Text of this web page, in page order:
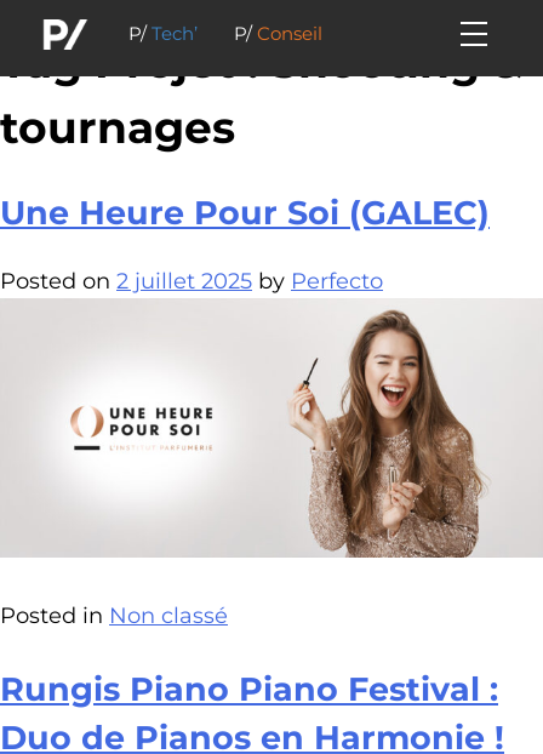
P/Tech’ P/Conseil
Tag Projet :Shooting &
tournages
Une Heure Pour Soi (GALEC)
Posted on 2 juillet 2025 by Perfecto
Posted in Non classé
Rungis Piano Piano Festival :
Duo de Pianos en Harmonie !